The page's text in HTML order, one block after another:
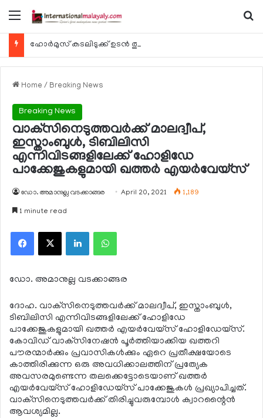
Menu
ഹോര്‍മുസ് കടലിടുക്ക് ഉടന്‍ തുറന്നേക്കും
Home / Breaking News
Breaking News
വാക്‌സിനെടുത്തവര്‍ക്ക് മാലദ്വീപ്,
ഇസ്താംബുള്‍, ടിബിലിസി
എന്നിവിടങ്ങളിലേക്ക് ഹോളിഡേ
പാക്കേജുകളുമായി ഖത്തര്‍ എയര്‍വേയ്‌സ്
ഡോ. അമാനുല്ല വടക്കാങ്ങര April 20, 2021 1,189
1 minute read
Facebook
X LinkedInWhatsApp
ഡോ. അമാനുല്ല വടക്കാങ്ങര
ദോഹ. വാക്‌സിനെടുത്തവര്‍ക്ക് മാലദ്വീപ്, ഇസ്താംബുള്‍,
ടിബിലിസി എന്നിവിടങ്ങളിലേക്ക് ഹോളിഡേ
പാക്കേജുകളുമായി ഖത്തര്‍ എയര്‍വേയ്‌സ് ഹോളിഡേയ്സ്.
കോവിഡ് വാക്‌സിനേഷന്‍ പൂര്‍ത്തിയാക്കിയ ഖത്തറി
പൗരന്മാര്‍ക്കും പ്രവാസികള്‍ക്കും ഏറെ പ്രതീക്ഷയോടെ
കാത്തിരിക്കുന്ന ഒരു അവധിക്കാലത്തിന് പ്രത്യേക
അവസരമുണ്ടെന്ന തലക്കെട്ടോടെയാണ് ഖത്തര്‍
എയര്‍വേയ്‌സ് ഹോളിഡേയ്‌സ് പാക്കേജുകള്‍ പ്രഖ്യാപിച്ചത്.
വാക്‌സിനെടുത്തവര്‍ക്ക് തിരിച്ചുവരുമ്പോള്‍ ക്വാറന്റൈന്‍
ആവശ്യമില്ല.